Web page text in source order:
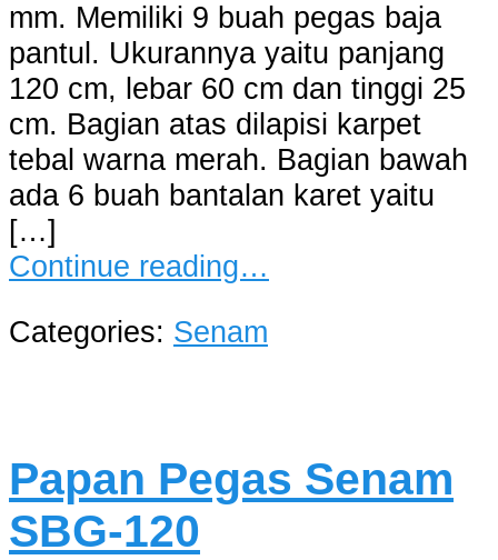
mm. Memiliki 9 buah pegas baja
pantul. Ukurannya yaitu panjang
120 cm, lebar 60 cm dan tinggi 25
cm. Bagian atas dilapisi karpet
tebal warna merah. Bagian bawah
ada 6 buah bantalan karet yaitu
[…]
Continue reading…
Categories: Senam
Papan Pegas Senam
SBG-120